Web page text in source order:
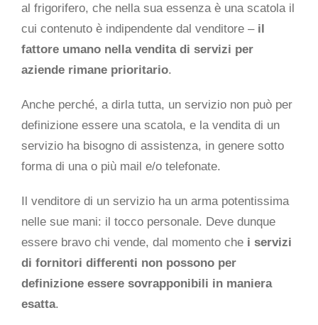
al frigorifero, che nella sua essenza è una scatola il
cui contenuto è indipendente dal venditore – il
fattore umano nella vendita di servizi per
aziende rimane prioritario.
Anche perché, a dirla tutta, un servizio non può per
definizione essere una scatola, e la vendita di un
servizio ha bisogno di assistenza, in genere sotto
forma di una o più mail e/o telefonate.
Il venditore di un servizio ha un arma potentissima
nelle sue mani: il tocco personale. Deve dunque
essere bravo chi vende, dal momento che i servizi
di fornitori differenti non possono per
definizione essere sovrapponibili in maniera
esatta.